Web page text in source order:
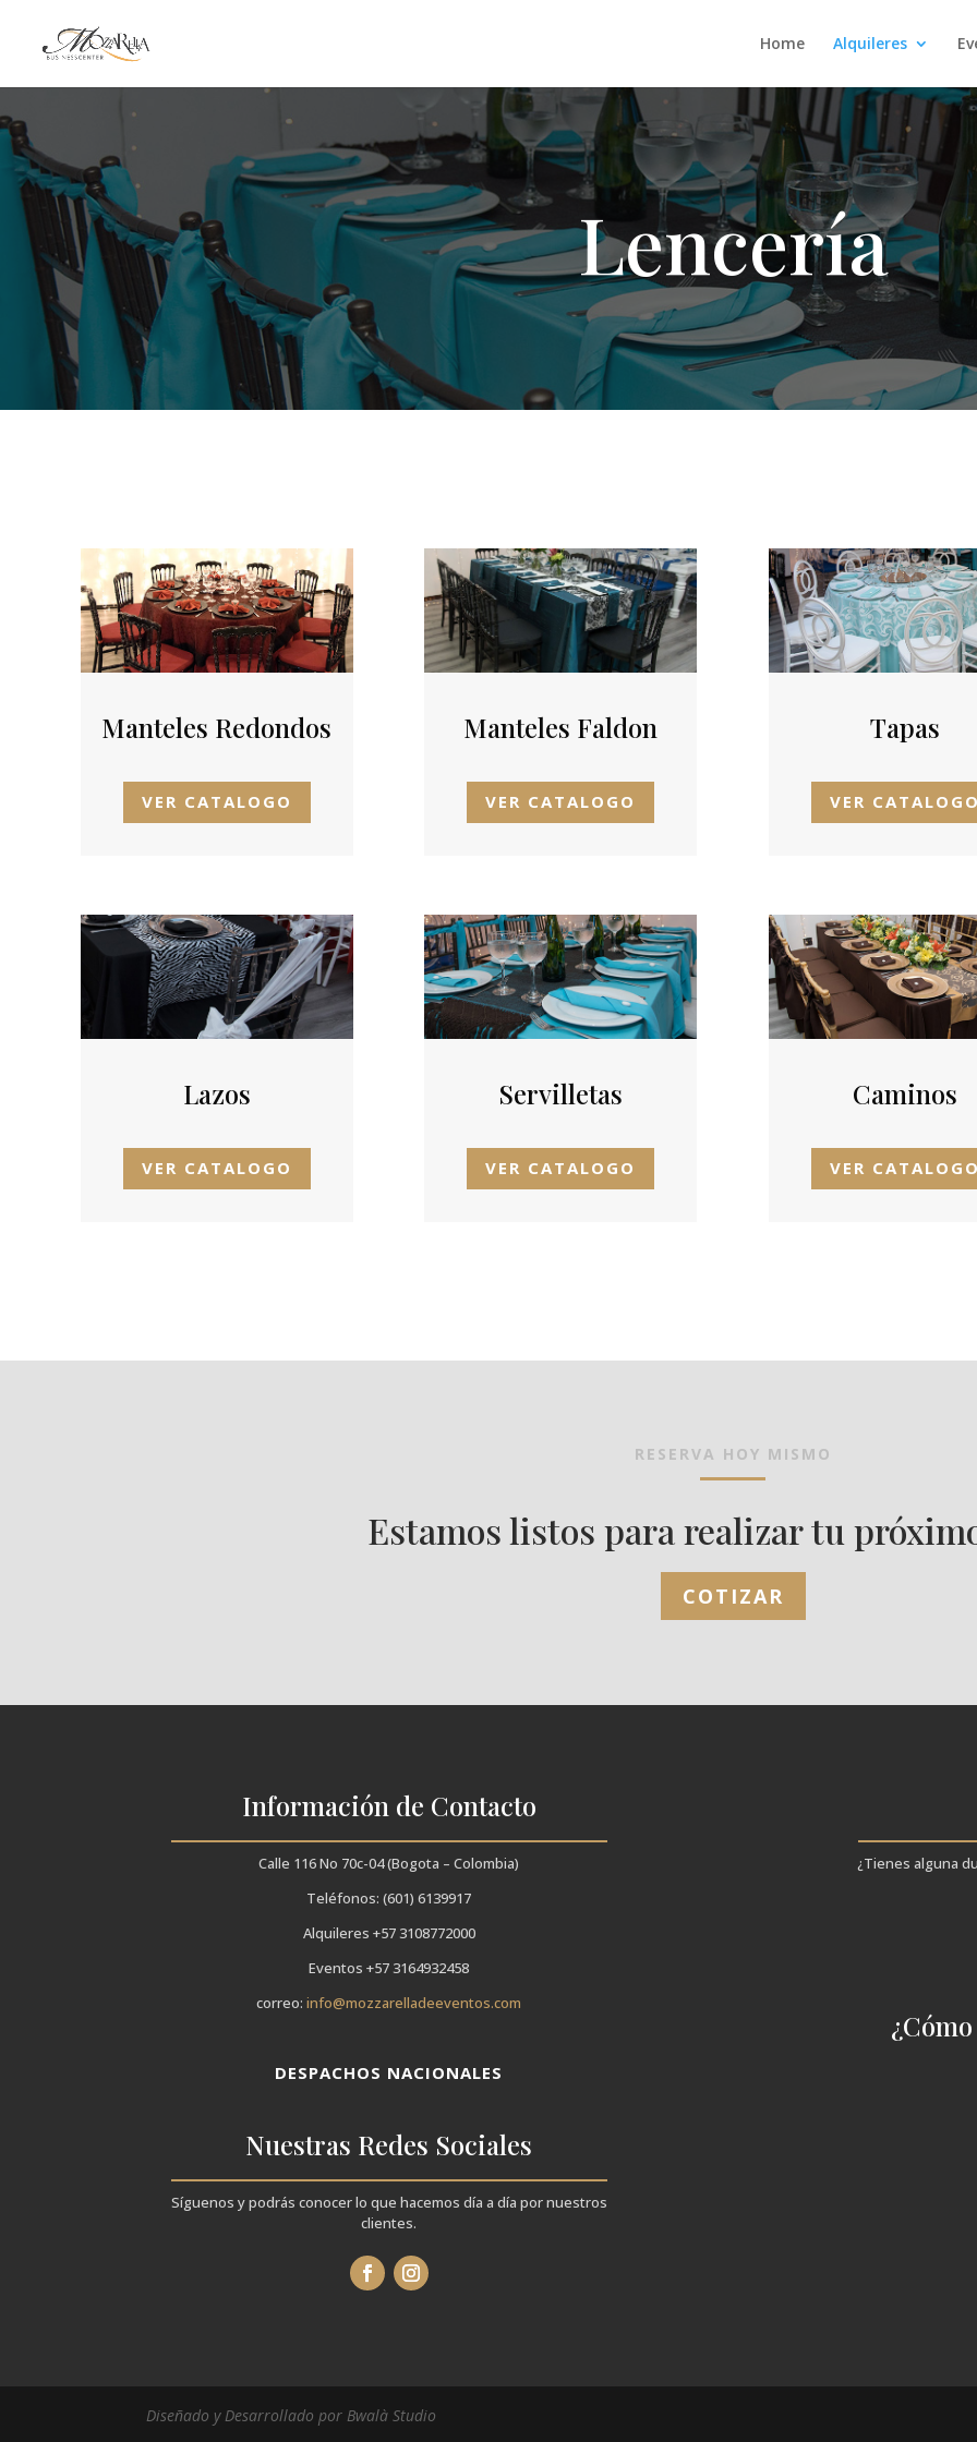
Home Alquileres
Lencería
Manteles Redondos
VER CATALOGO
Manteles Faldon
VER CATALOGO
Tapas
VER
Lazos
VER CATALOGO
Servilletas
VER CATALOGO
Caminos
VER
RESERVA HOY MISMO
Estamos listos para realizar tu
COTIZAR
Información de Contacto
Calle 116 No 70c-04 (Bogota – Colombia)
Teléfonos: (601) 6139917
Alquileres +57 3108772000
Eventos +57 3164932458
correo: info@mozzarelladeeventos.com
DESPACHOS NACIONALES
Nuestras Redes Sociales
Síguenos y podrás conocer lo que hacemos día a día por nuestros
clientes.
¿Tienes alguna
Diseñado y Desarrollado por Bwalà Studio